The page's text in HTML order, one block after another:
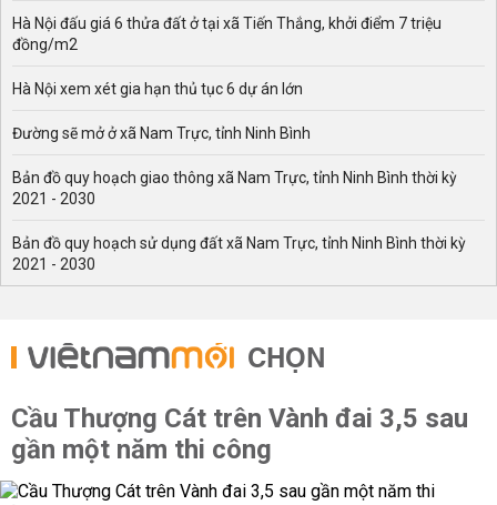
Hà Nội đấu giá 6 thửa đất ở tại xã Tiến Thắng, khởi điểm 7 triệu
đồng/m2
Hà Nội xem xét gia hạn thủ tục 6 dự án lớn
Đường sẽ mở ở xã Nam Trực, tỉnh Ninh Bình
Bản đồ quy hoạch giao thông xã Nam Trực, tỉnh Ninh Bình thời kỳ
2021 - 2030
Bản đồ quy hoạch sử dụng đất xã Nam Trực, tỉnh Ninh Bình thời kỳ
2021 - 2030
CHỌN
Cầu Thượng Cát trên Vành đai 3,5 sau
gần một năm thi công